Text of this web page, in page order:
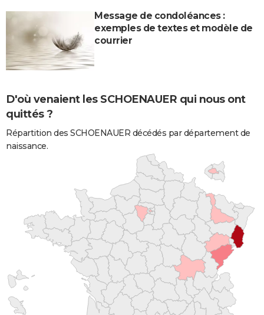
Message de condoléances :
exemples de textes et modèle de
courrier
D'où venaient les SCHOENAUER qui nous ont
quittés ?
Répartition des SCHOENAUER décédés par département de
naissance.